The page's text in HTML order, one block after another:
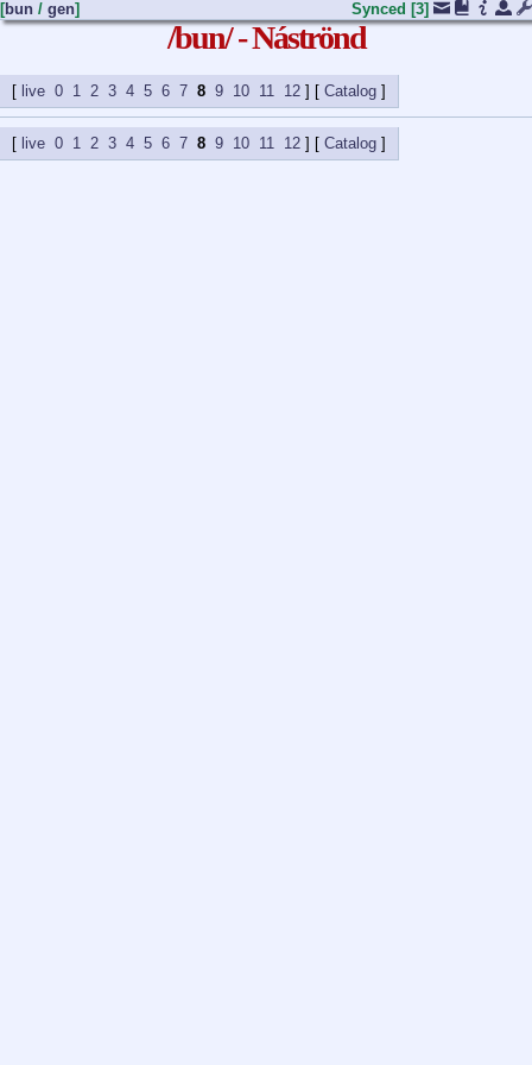
[bun / gen] [3]
Synced
/bun/ - Náströnd
live 0 1 2 3 4 5 6 7 8 9 10 11 12 ] [ Catalog
live 0 1 2 3 4 5 6 7 8 9 10 11 12 ] [ Catalog